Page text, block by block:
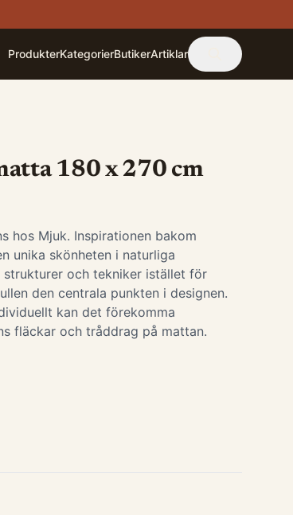
ProdukterKategorierButikerArtiklar
180 x 270 cm
hos Mjuk. Inspirationen bakom
unika skönheten i naturliga
strukturer och tekniker istället för
den centrala punkten i designen.
kan det förekomma
fläckar och tråddrag på mattan.